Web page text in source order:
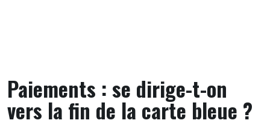
Paiements : se dirige-t-on
vers la fin de la carte bleue ?